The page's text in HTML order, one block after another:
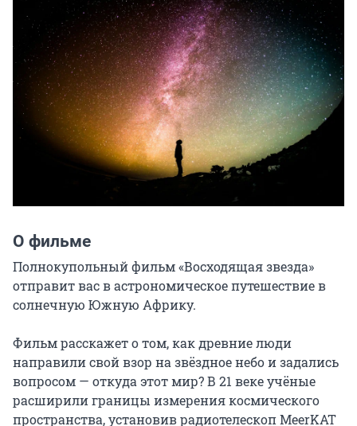
О фильме
Полнокупольный фильм «Восходящая звезда»
отправит вас в астрономическое путешествие в
солнечную Южную Африку.
Фильм расскажет о том, как древние люди
направили свой взор на звёздное небо и задались
вопросом — откуда этот мир? В 21 веке учёные
расширили границы измерения космического
пространства, установив радиотелескоп MeerKAT